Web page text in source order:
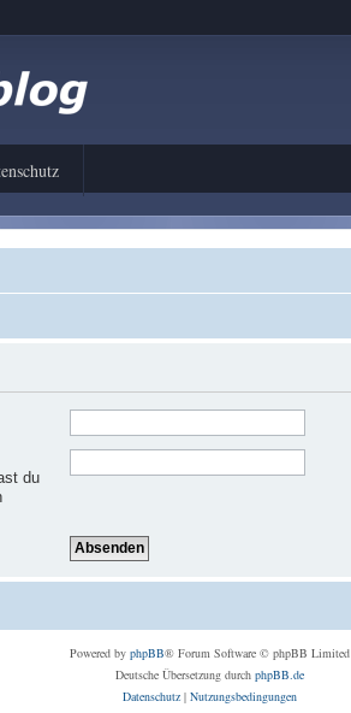
du
Powered by phpBB® Forum Software © phpBB Limited
Deutsche Übersetzung durch phpBB.de
Datenschutz| Nutzungsbedingungen